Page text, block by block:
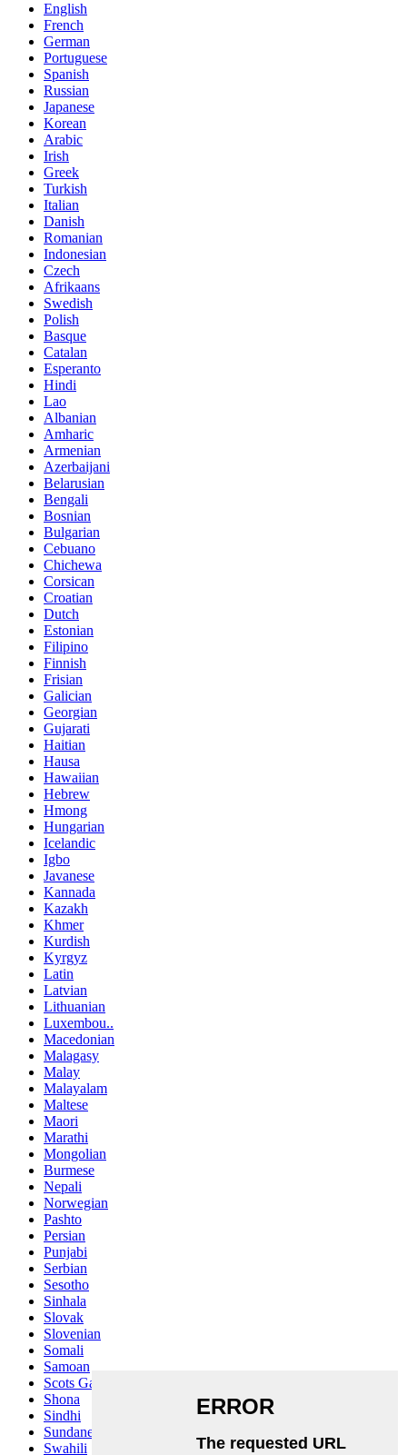
English
French
German
Portuguese
Spanish
Russian
Japanese
Korean
Arabic
Irish
Greek
Turkish
Italian
Danish
Romanian
Indonesian
Czech
Afrikaans
Swedish
Polish
Basque
Catalan
Esperanto
Hindi
Lao
Albanian
Amharic
Armenian
Azerbaijani
Belarusian
Bengali
Bosnian
Bulgarian
Cebuano
Chichewa
Corsican
Croatian
Dutch
Estonian
Filipino
Finnish
Frisian
Galician
Georgian
Gujarati
Haitian
Hausa
Hawaiian
Hebrew
Hmong
Hungarian
Icelandic
Igbo
Javanese
Kannada
Kazakh
Khmer
Kurdish
Kyrgyz
Latin
Latvian
Lithuanian
Luxembou..
Macedonian
Malagasy
Malay
Malayalam
Maltese
Maori
Marathi
Mongolian
Burmese
Nepali
Norwegian
Pashto
Persian
Punjabi
Serbian
Sesotho
Sinhala
Slovak
Slovenian
Somali
Samoan
Scots Gaelic
Shona
Sindhi
Sundanese
Swahili